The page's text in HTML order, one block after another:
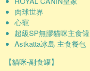
肉球世界
心寵
超級SP無膠貓咪主食罐
Astkatta冰島 主食餐包
【貓咪-副食罐】